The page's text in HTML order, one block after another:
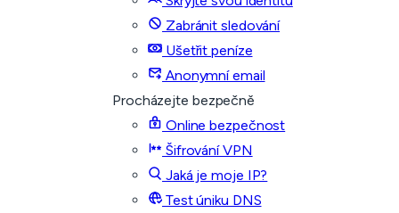
Zabránit sledování
Ušetřit peníze
Anonymní email
Procházejte bezpečně
Online bezpečnost
Šifrování VPN
Jaká je moje IP?
Test úniku DNS